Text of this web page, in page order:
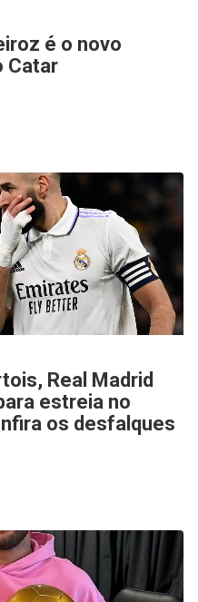
é o novo
Catar
Real Madrid
estreia no
os desfalques